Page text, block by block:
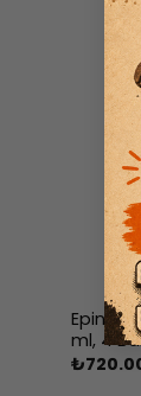
Epinox
ml, 4
₺